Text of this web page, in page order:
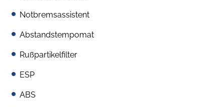
Notbremsassistent
Abstandstempomat
Rußpartikelfilter
ESP
ABS